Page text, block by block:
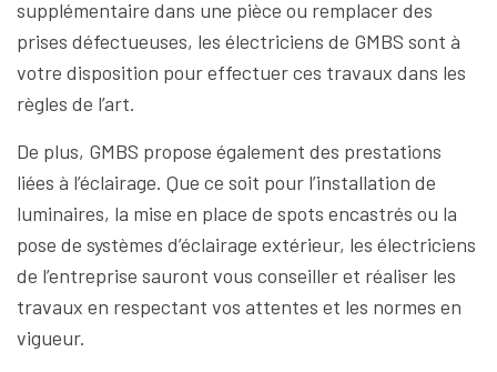
supplémentaire dans une pièce ou remplacer des
prises défectueuses, les électriciens de GMBS sont à
votre disposition pour effectuer ces travaux dans les
règles de l’art.
De plus, GMBS propose également des prestations
liées à l’éclairage. Que ce soit pour l’installation de
luminaires, la mise en place de spots encastrés ou la
pose de systèmes d’éclairage extérieur, les électriciens
de l’entreprise sauront vous conseiller et réaliser les
travaux en respectant vos attentes et les normes en
vigueur.